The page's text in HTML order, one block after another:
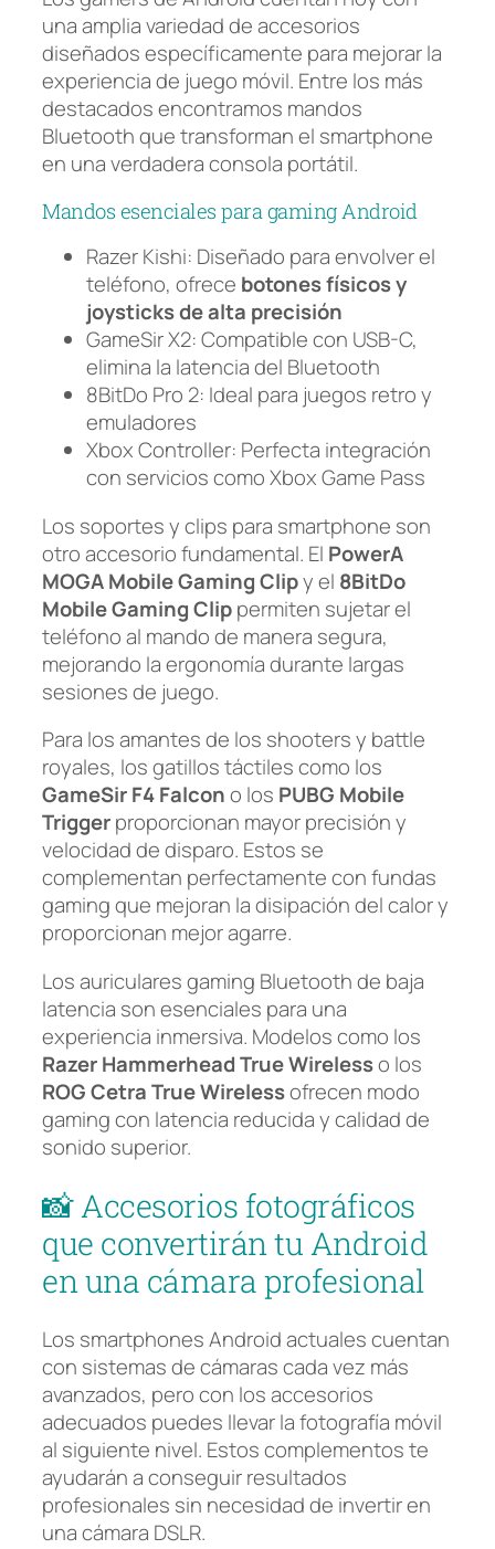
una amplia variedad de accesorios
diseñados específicamente para mejorar la
experiencia de juego móvil. Entre los más
destacados encontramos mandos
Bluetooth que transforman el smartphone
en una verdadera consola portátil.
Mandos esenciales para gaming Android
Razer Kishi: Diseñado para envolver el
teléfono, ofrece botones físicos y
joysticks de alta precisión
GameSir X2: Compatible con USB-C,
elimina la latencia del Bluetooth
8BitDo Pro 2: Ideal para juegos retro y
emuladores
Xbox Controller: Perfecta integración
con servicios como Xbox Game Pass
Los soportes y clips para smartphone son
otro accesorio fundamental. El PowerA
MOGA Mobile Gaming Clipy el 8BitDo
Mobile Gaming Clippermiten sujetar el
teléfono al mando de manera segura,
mejorando la ergonomía durante largas
sesiones de juego.
Para los amantes de los shooters y battle
royales, los gatillos táctiles como los
GameSir F4 Falcono los PUBG Mobile
Triggerproporcionan mayor precisión y
velocidad de disparo. Estos se
complementan perfectamente con fundas
gaming que mejoran la disipación del calor y
proporcionan mejor agarre.
Los auriculares gaming Bluetooth de baja
latencia son esenciales para una
experiencia inmersiva. Modelos como los
Razer Hammerhead True Wirelesso los
ROG Cetra True Wirelessofrecen modo
gaming con latencia reducida y calidad de
sonido superior.
📸 Accesorios fotográficos
que convertirán tu Android
en una cámara profesional
Los smartphones Android actuales cuentan
con sistemas de cámaras cada vez más
avanzados, pero con los accesorios
adecuados puedes llevar la fotografía móvil
al siguiente nivel. Estos complementos te
ayudarán a conseguir resultados
profesionales sin necesidad de invertir en
una cámara DSLR.